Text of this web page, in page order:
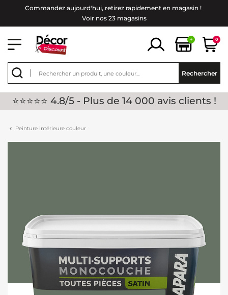
Commandez aujourd'hui, retirez rapidement en magasin !
Voir nos 23 magasins
+ 0
Rechercher
⭐⭐⭐⭐⭐ 4.8/5 - Plus de 14 000 avis clients !
Peinture intérieure couleur